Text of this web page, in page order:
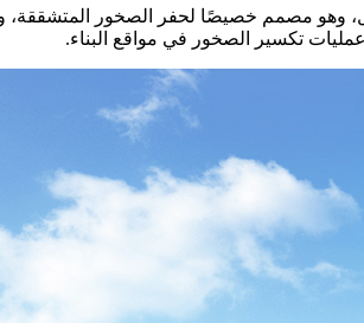
وهو مصمم خصيصًا لحفر الصخور المتشققة،
تكسير الصخور في مواقع البناء.